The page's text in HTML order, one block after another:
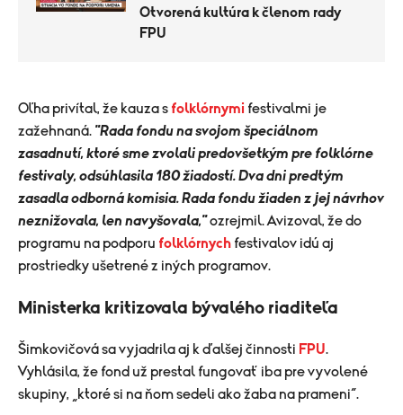
Otvorená kultúra k členom rady
FPU
Oľha privítal, že kauza s folklórnymi festivalmi je
zažehnaná. "Rada fondu na svojom špeciálnom
zasadnutí, ktoré sme zvolali predovšetkým pre folklórne
festivaly, odsúhlasila 180 žiadostí. Dva dni predtým
zasadla odborná komisia. Rada fondu žiaden z jej návrhov
neznižovala, len navyšovala,"ozrejmil. Avizoval, že do
programu na podporu folklórnych festivalov idú aj
prostriedky ušetrené z iných programov.
Ministerka kritizovala bývalého riaditeľa
Šimkovičová sa vyjadrila aj k ďalšej činnosti FPU.
Vyhlásila, že fond už prestal fungovať iba pre vyvolené
skupiny, „ktoré si na ňom sedeli ako žaba na prameni“.